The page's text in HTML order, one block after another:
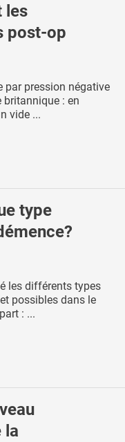
les
post-op
par pression négative
britannique : en
vide ...
type
les différents types
possibles dans le
: ...
la